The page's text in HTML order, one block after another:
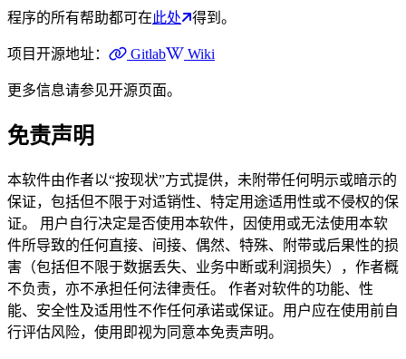
程序的所有帮助都可在此处 得到。
项目开源地址： Gitlab Wiki
更多信息请参见开源页面。
免责声明
本软件由作者以“按现状”方式提供，未附带任何明示或暗示的
保证，包括但不限于对适销性、特定用途适用性或不侵权的保
证。 用户自行决定是否使用本软件，因使用或无法使用本软
件所导致的任何直接、间接、偶然、特殊、附带或后果性的损
害（包括但不限于数据丢失、业务中断或利润损失），作者概
不负责，亦不承担任何法律责任。 作者对软件的功能、性
能、安全性及适用性不作任何承诺或保证。用户应在使用前自
行评估风险，使用即视为同意本免责声明。